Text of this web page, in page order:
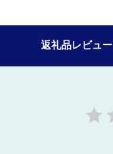
返礼品レビュー